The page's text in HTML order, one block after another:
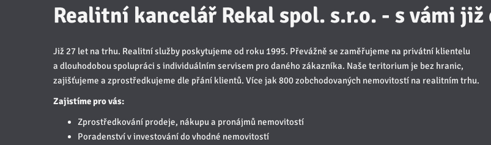
Realitní kancelář Rekal spol. s.r.o. - s vámi již
Již 27 let na trhu. Realitní služby poskytujeme od roku 1995. Převážně se zaměřujeme na privátní klientelu
a dlouhodobou spolupráci s individuálním servisem pro daného zákazníka. Naše teritorium je bez hranic,
zajišťujeme a zprostředkujeme dle přání klientů. Více jak 800 zobchodovaných nemovitostí na realitním trhu.
Zajistíme pro vás:
Zprostředkování prodeje, nákupu a pronájmů nemovitostí
Poradenství v investování do vhodné nemovitostí